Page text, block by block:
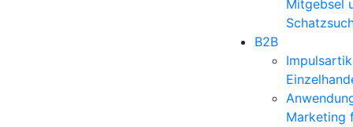
Mitgebsel
B2B
Marketing